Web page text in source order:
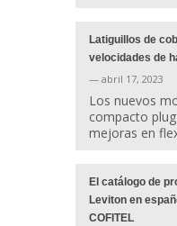
Latiguillos de
velocidades de
— abril 17, 2023
Los nuevos
compacto
mejoras en
El catálogo de
Leviton en
COFITEL